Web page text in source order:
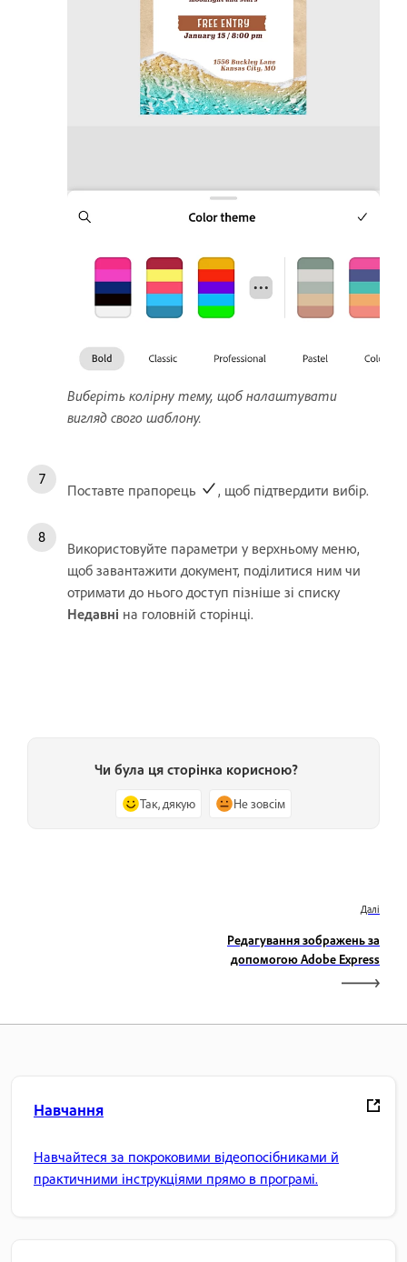
Виберіть колірну тему, щоб налаштувати
вигляд свого шаблону.
Поставте прапорець , щоб підтвердити вибір.
Використовуйте параметри у верхньому меню,
щоб завантажити документ, поділитися ним чи
отримати до нього доступ пізніше зі списку
Недавні на головній сторінці.
Чи була ця сторінка корисною?
Так, дякую Не зовсім
Далі
Редагування зображень за
допомогою Adobe Express
Навчання
Навчайтеся за покроковими відеопосібниками й
практичними інструкціями прямо в програмі.